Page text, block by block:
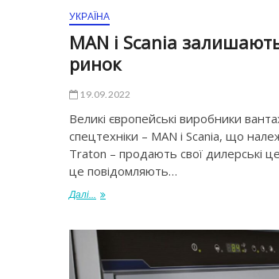
УКРАЇНА
MAN і Scania
ринок
19.09.2022
Великі європейські виробники
спецтехніки – MAN і Scania, що
Traton – продають свої дилерські
це повідомляють…
Далі...